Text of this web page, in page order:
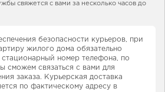
свяжется с вами за несколько часов до
безопасности курьеров, при
жилого дома обязательно
стационарный номер телефона, по
сможем связаться с вами для
заказа. Курьерская доставка
по фактическому адресу в